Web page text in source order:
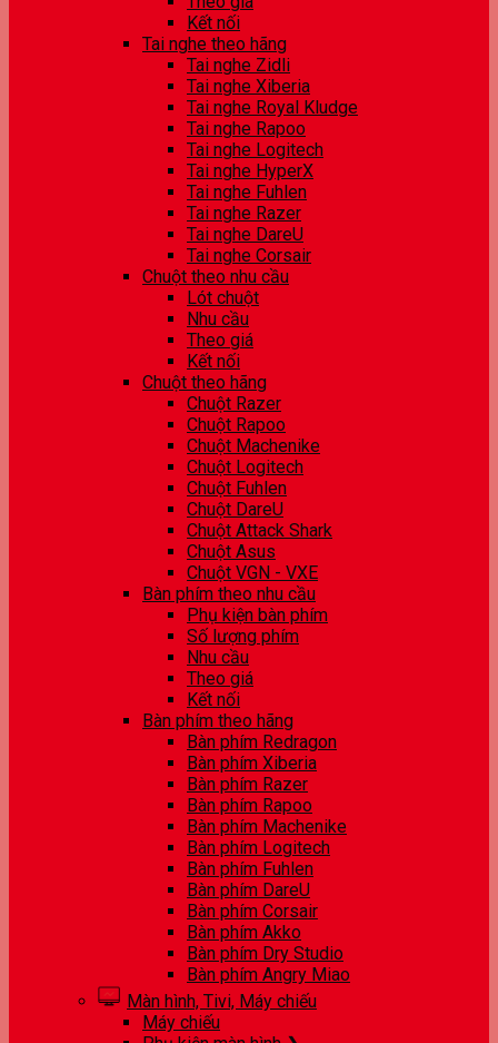
Kết nối
Tai nghe theo hãng
Tai nghe Zidli
Tai nghe Xiberia
Tai nghe Royal Kludge
Tai nghe Rapoo
Tai nghe Logitech
Tai nghe HyperX
Tai nghe Fuhlen
Tai nghe Razer
Tai nghe DareU
Tai nghe Corsair
Chuột theo nhu cầu
Lót chuột
Nhu cầu
Theo giá
Kết nối
Chuột theo hãng
Chuột Razer
Chuột Rapoo
Chuột Machenike
Chuột Logitech
Chuột Fuhlen
Chuột DareU
Chuột Attack Shark
Chuột Asus
Chuột VGN - VXE
Bàn phím theo nhu cầu
Phụ kiện bàn phím
Số lượng phím
Nhu cầu
Theo giá
Kết nối
Bàn phím theo hãng
Bàn phím Redragon
Bàn phím Xiberia
Bàn phím Razer
Bàn phím Rapoo
Bàn phím Machenike
Bàn phím Logitech
Bàn phím Fuhlen
Bàn phím DareU
Bàn phím Corsair
Bàn phím Akko
Bàn phím Dry Studio
Bàn phím Angry Miao
Màn hình, Tivi, Máy chiếu
Máy chiếu